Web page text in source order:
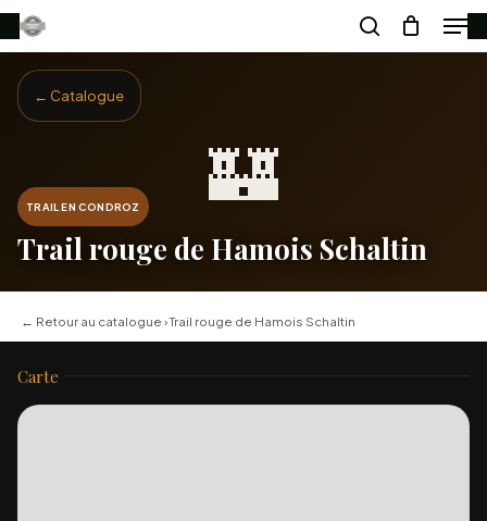
Skip
to
main
content
search
🏰
← Catalogue
TRAIL EN CONDROZ
Trail rouge de Hamois Schaltin
← Retour au catalogue › Trail rouge de Hamois Schaltin
Carte